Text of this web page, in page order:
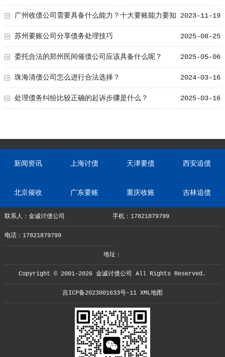
2023-11-19
广州收债公司需要具备什么能力？十大要账能力要知
道！ 2025-08-25
苏州要账公司分享债务处理技巧
2025-05-06
委托合法的郑州民间催债公司应该具备什么呢？
2024-03-16
珠海清债公司怎么进行合法选择？
2025-03-16
处理债务纠纷比较正确的起诉步骤是什么？
新闻资讯 上海讨债 天津要债 西安追债
北京催收 广东要账 重庆收账 吉林追债
联系人：金诚讨债公司 手机：17821879799
电话：17821879799
地址：
Copyright © 2001-2026 金诚讨债公司 All Rights Reserved.
吉ICP备2023001633号-11 XML地图